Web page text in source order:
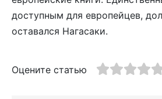
доступным для европейцев,
оставался Нагасаки.
Оцените статью